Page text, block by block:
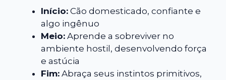
Início: Cão domesticado, confiante e
algo ingênuo
Meio: Aprende a sobreviver no
ambiente hostil, desenvolvendo força
e astúcia
Fim: Abraça seus instintos primitivos,